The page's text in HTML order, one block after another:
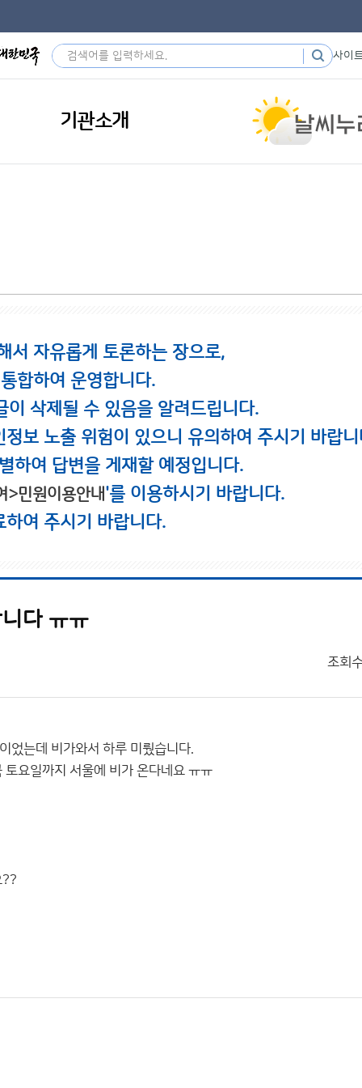
사이
기관소개
서 자유롭게 토론하는 장으로,
합하여 운영합니다.
삭제될 수 있음을 알려드립니다.
보 노출 위험이 있으니 유의하여 주시기 바랍니
하여 답변을 게재할 예정입니다.
>민원이용안내'를 이용하시기 바랍니다.
여 주시기 바랍니다.
다 ㅠㅠ
조회
었는데 비가와서 하루 미뤘습니다.
요일까지 서울에 비가 온다네요 ㅠㅠ
??